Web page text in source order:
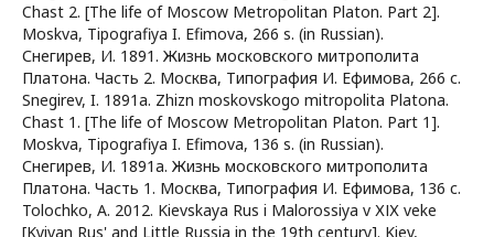
Chast 2. [The life of Moscow Metropolitan Platon. Part 2].
Moskva, Tipografiya I. Efimova, 266 s. (in Russian).
Снегирев, И. 1891. Жизнь московского митрополита
Платона. Часть 2. Москва, Типография И. Ефимова, 266 с.
Snegirev, I. 1891а. Zhizn moskovskogo mitropolita Platona.
Chast 1. [The life of Moscow Metropolitan Platon. Part 1].
Moskva, Tipografiya I. Efimova, 136 s. (in Russian).
Снегирев, И. 1891а. Жизнь московского митрополита
Платона. Часть 1. Москва, Типография И. Ефимова, 136 c.
Tolochko, A. 2012. Kievskaya Rus i Malorossiya v ХІХ veke
[Kyivan Rus' and Little Russia in the 19th century]. Kiev,